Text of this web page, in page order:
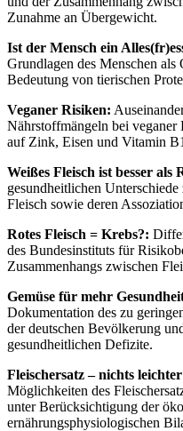
Zunahme an Übergewicht.
Ist der Mensch ein
Grundlagen des Menschen
Bedeutung von tierischen
Veganer Risiken:
Nährstoffmängeln bei veganer
auf Zink, Eisen und Vitamin
Weißes Fleisch ist besser als
gesundheitlichen
Fleisch sowie deren
Rotes Fleisch = Krebs?:
des Bundesinstituts für
Zusammenhangs zwischen
Gemüse für mehr
Dokumentation des zu
der deutschen Bevölkerung
gesundheitlichen Defizite.
Fleischersatz – nichts
Möglichkeiten des
unter Berücksichtigung der
ernährungsphysiologischen